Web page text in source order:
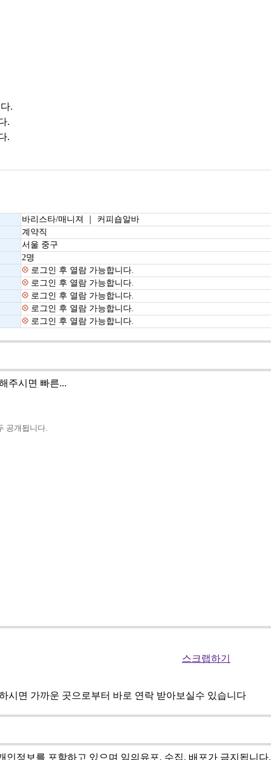
.
.
.
바리스타/매니져 ｜ 커피숍알바
계약직
서울 중구
2명
로그인 후 열람 가능합니다.
로그인 후 열람 가능합니다.
로그인 후 열람 가능합니다.
로그인 후 열람 가능합니다.
로그인 후 열람 가능합니다.
주시면 빠른...
공개됩니다.
스크랩하기
시면 가까운 곳으로부터 바로 연락 받아보실수 있습니다
인정보를 포함하고 있으며 임의유포, 수집, 배포가 금지됩니다.